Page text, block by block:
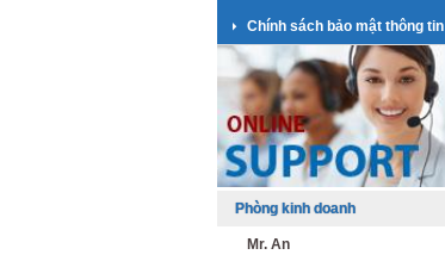
Chính sách bảo mật thông tin
Phòng kinh doanh
Mr. An